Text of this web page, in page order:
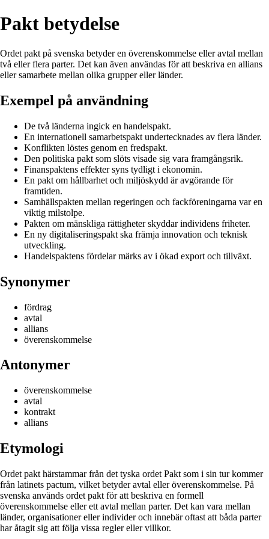
Pakt betydelse
Ordet pakt på svenska betyder en överenskommelse eller avtal mellan
två eller flera parter. Det kan även användas för att beskriva en allians
eller samarbete mellan olika grupper eller länder.
Exempel på användning
De två länderna ingick en handelspakt.
En internationell samarbetspakt undertecknades av flera länder.
Konflikten löstes genom en fredspakt.
Den politiska pakt som slöts visade sig vara framgångsrik.
Finanspaktens effekter syns tydligt i ekonomin.
En pakt om hållbarhet och miljöskydd är avgörande för
framtiden.
Samhällspakten mellan regeringen och fackföreningarna var en
viktig milstolpe.
Pakten om mänskliga rättigheter skyddar individens friheter.
En ny digitaliseringspakt ska främja innovation och teknisk
utveckling.
Handelspaktens fördelar märks av i ökad export och tillväxt.
Synonymer
fördrag
avtal
allians
överenskommelse
Antonymer
överenskommelse
avtal
kontrakt
allians
Etymologi
Ordet pakt härstammar från det tyska ordet Pakt som i sin tur kommer
från latinets pactum, vilket betyder avtal eller överenskommelse. På
svenska används ordet pakt för att beskriva en formell
överenskommelse eller ett avtal mellan parter. Det kan vara mellan
länder, organisationer eller individer och innebär oftast att båda parter
har åtagit sig att följa vissa regler eller villkor.